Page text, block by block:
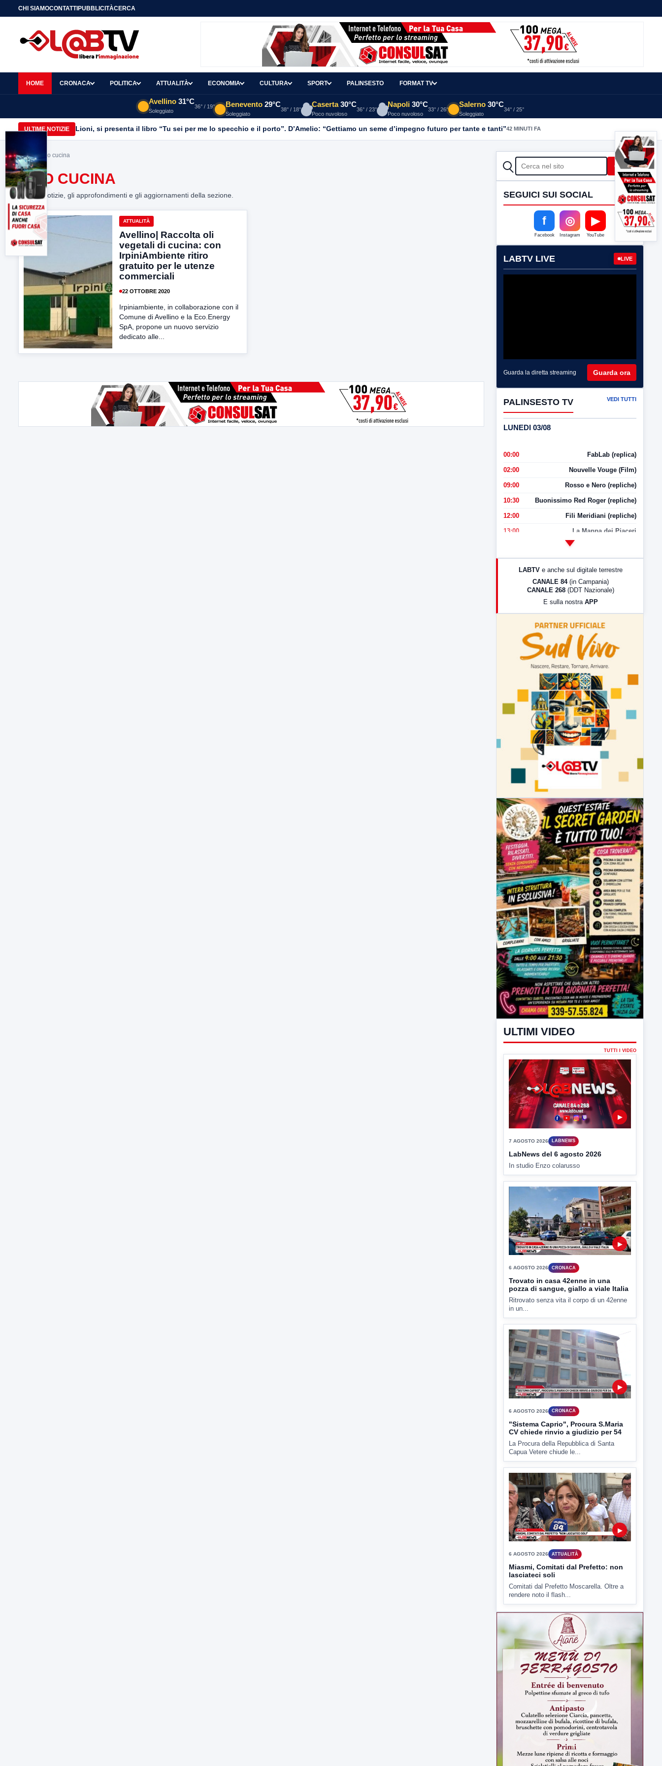
CHI SIAMOCONTATTIPUBBLICITÀCERCA
HOME CRONACA POLITICA ATTUALITÀ ECONOMIA CULTURA SPORT PALINSESTO FORMAT TV
Avellino 31°C
Soleggiato
36° / 19° Benevento 29°C
Soleggiato
38° / 18°
Caserta 30°C
Poco nuvoloso
36° / 23°
Napoli 30°C
Poco nuvoloso
33° / 26°
Salerno 30°C
Soleggiato
34° / 25°
ULTIME NOTIZIE Lioni, si presenta il libro “Tu sei per me lo specchio e il porto”. D’Amelio: “Gettiamo un seme d’impegno futuro per tante e tanti”42 MINUTI FA
Home> olio cucina
OLIO CUCINA
Tutte le notizie, gli approfondimenti e gli aggiornamenti della sezione.
ATTUALITÀ
Avellino| Raccolta oli
vegetali di cucina: con
IrpiniAmbiente ritiro
gratuito per le utenze
commerciali
22 OTTOBRE 2020
Irpiniambiente, in collaborazione con il
Comune di Avellino e la Eco.Energy
SpA, propone un nuovo servizio
dedicato alle...
CERCA Cerca
SEGUICI SUI SOCIAL
f
Facebook
◎
Instagram
▶
YouTube
LABTV LIVE LIVE
Guarda la diretta streaming Guarda ora
PALINSESTO TV VEDI TUTTI
LUNEDI 03/08
00:00 FabLab (replica)
02:00 Nouvelle Vouge (Film)
09:00 Rosso e Nero (repliche)
10:30 Buonissimo Red Roger (repliche)
12:00 Fili Meridiani (repliche)
13:00 La Mappa dei Piaceri
LabNews (Diretta)
LabNews (replica)
LABTV e anche sul digitale terrestre
CANALE 84 (in Campania)
CANALE 268 (DDT Nazionale)
E sulla nostra APP
ULTIMI VIDEO
TUTTI I VIDEO
▶
LABNEWS
LabNews del 6 agosto 2026
In studio Enzo colarusso
6 AGOSTO 2026 CRONACA
Trovato in casa 42enne in una
pozza di sangue, giallo a viale Italia
Ritrovato senza vita il corpo di un 42enne
in un...
6 AGOSTO 2026 CRONACA
"Sistema Caprio", Procura S.Maria
CV chiede rinvio a giudizio per 54
La Procura della Repubblica di Santa
Capua Vetere chiude le...
ATTUALITÀ
Miasmi, Comitati dal Prefetto: non
lasciateci soli
Comitati dal Prefetto Moscarella. Oltre a
rendere noto il flash...